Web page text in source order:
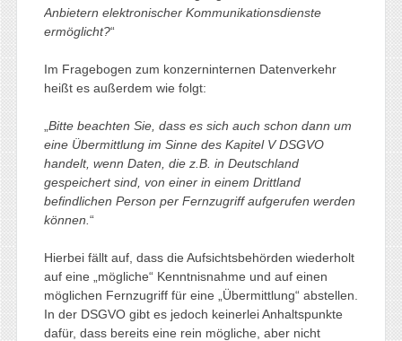
Anbietern elektronischer Kommunikationsdienste
ermöglicht?“
Im Fragebogen zum konzerninternen Datenverkehr
heißt es außerdem wie folgt:
Bitte beachten Sie, dass es sich auch schon dann um
eine Übermittlung im Sinne des Kapitel V DSGVO
handelt, wenn Daten, die z.B. in Deutschland
gespeichert sind, von einer in einem Drittland
befindlichen Person per Fernzugriff aufgerufen werden
können. “
Hierbei fällt auf, dass die Aufsichtsbehörden wiederholt
auf eine „mögliche“ Kenntnisnahme und auf einen
möglichen Fernzugriff für eine „Übermittlung“ abstellen.
In der DSGVO gibt es jedoch keinerlei Anhaltspunkte
dafür, dass bereits eine rein mögliche, aber nicht